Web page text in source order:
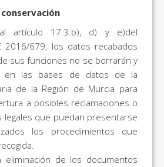
conservación
artículo 17.3.b), d) y e)del
2016/679, los datos recabados
sus funciones no se borrarán y
en las bases de datos de la
de la Región de Murcia para
a posibles reclamaciones o
legales que puedan presentarse
los procedimientos que
eliminación de los documentos